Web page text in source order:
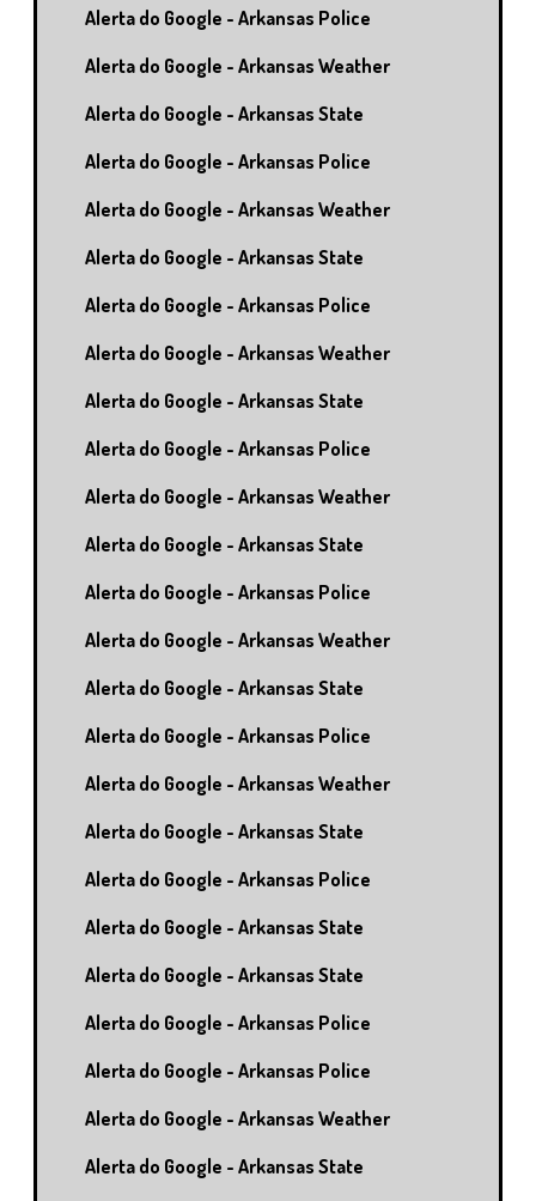
Alerta do Google - Arkansas Police
Alerta do Google - Arkansas Weather
Alerta do Google - Arkansas State
Alerta do Google - Arkansas Police
Alerta do Google - Arkansas Weather
Alerta do Google - Arkansas State
Alerta do Google - Arkansas Police
Alerta do Google - Arkansas Weather
Alerta do Google - Arkansas State
Alerta do Google - Arkansas Police
Alerta do Google - Arkansas Weather
Alerta do Google - Arkansas State
Alerta do Google - Arkansas Police
Alerta do Google - Arkansas Weather
Alerta do Google - Arkansas State
Alerta do Google - Arkansas Police
Alerta do Google - Arkansas Weather
Alerta do Google - Arkansas State
Alerta do Google - Arkansas Police
Alerta do Google - Arkansas State
Alerta do Google - Arkansas State
Alerta do Google - Arkansas Police
Alerta do Google - Arkansas Police
Alerta do Google - Arkansas Weather
Alerta do Google - Arkansas State